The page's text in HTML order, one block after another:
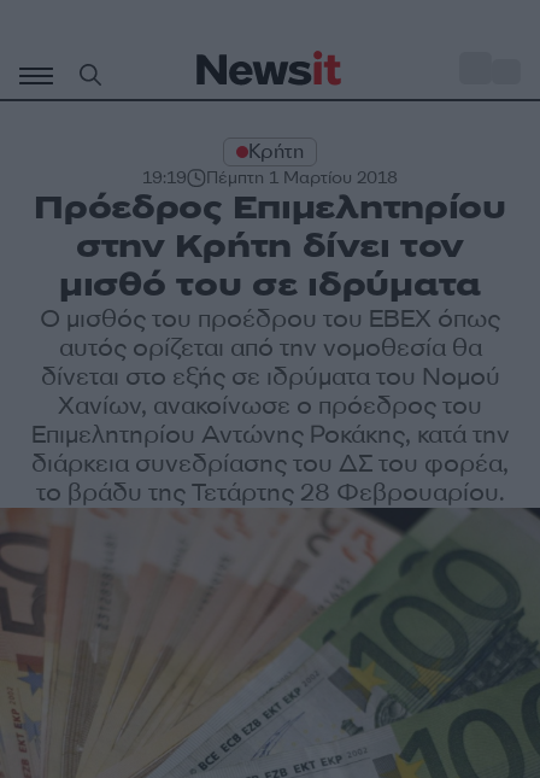
περιεχόμενο
Κρήτη
19:19 Πέμπτη 1 Μαρτίου 2018
Πρόεδρος Επιμελητηρίου
στην Κρήτη δίνει τον
μισθό του σε ιδρύματα
Ο μισθός του προέδρου του ΕΒΕΧ όπως
αυτός ορίζεται από την νομοθεσία θα
δίνεται στο εξής σε ιδρύματα του Νομού
Χανίων, ανακοίνωσε ο πρόεδρος του
Επιμελητηρίου Αντώνης Ροκάκης, κατά την
διάρκεια συνεδρίασης του ΔΣ του φορέα,
το βράδυ της Τετάρτης 28 Φεβρουαρίου.